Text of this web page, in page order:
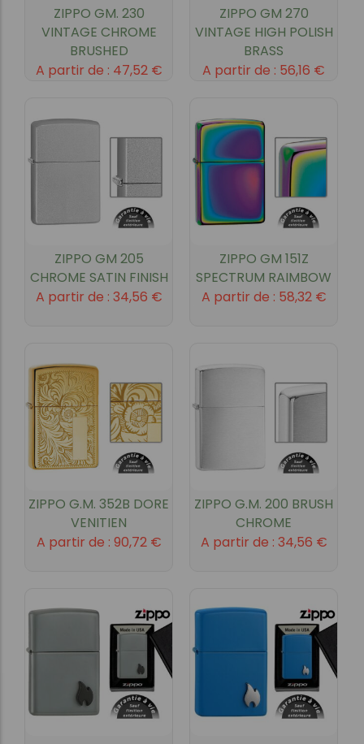
ZIPPO GM. 230
VINTAGE CHROME
BRUSHED
A partir de : 47,52 €
ZIPPO GM 270
VINTAGE HIGH POLISH
BRASS
A partir de : 56,16 €
ZIPPO GM 205
CHROME SATIN FINISH
A partir de : 34,56 €
ZIPPO GM 151Z
SPECTRUM RAIMBOW
A partir de : 58,32 €
ZIPPO G.M. 352B DORE
VENITIEN
A partir de : 90,72 €
ZIPPO G.M. 200 BRUSH
CHROME
A partir de : 34,56 €